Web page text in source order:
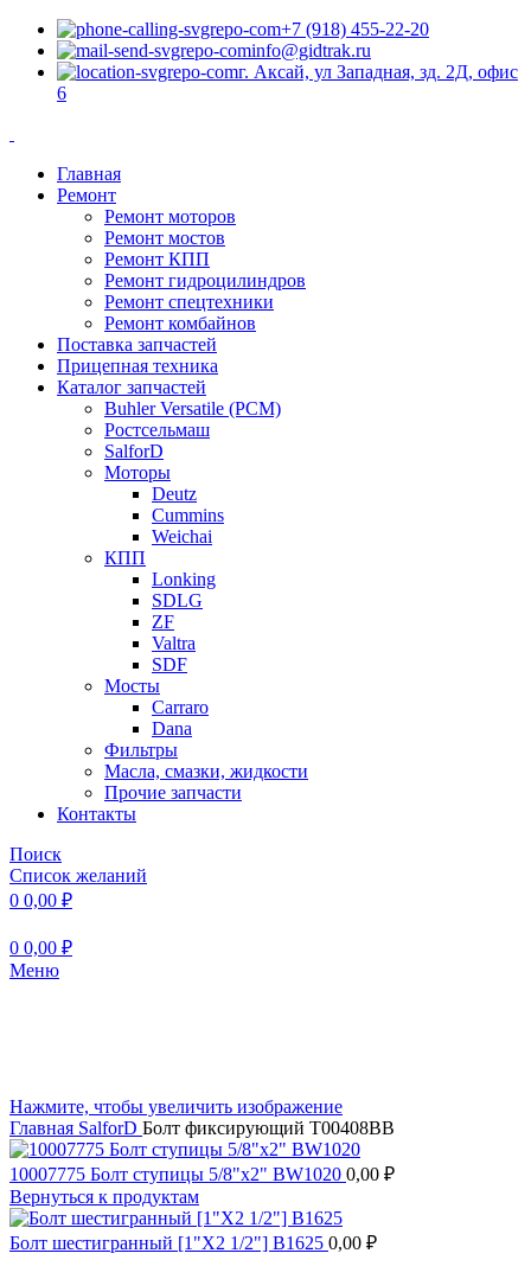
+7 (918) 455-22-20
info@gidtrak.ru
г. Аксай, ул Западная, зд. 2Д, офис
6
Главная
Ремонт
Ремонт моторов
Ремонт мостов
Ремонт КПП
Ремонт гидроцилиндров
Ремонт спецтехники
Ремонт комбайнов
Поставка запчастей
Прицепная техника
Каталог запчастей
Buhler Versatile (РСМ)
Ростсельмаш
SalforD
Моторы
Deutz
Cummins
Weichai
КПП
Lonking
SDLG
ZF
Valtra
SDF
Мосты
Carraro
Dana
Фильтры
Масла, смазки, жидкости
Прочие запчасти
Контакты
Поиск
Список желаний
0 0,00 ₽
0 0,00 ₽
Меню
Нажмите, чтобы увеличить изображение
Главная SalforD Болт фиксирующий T00408BB
10007775 Болт ступицы 5/8"х2" BW1020 0,00 ₽
Вернуться к продуктам
Болт шестигранный [1"X2 1/2"] B1625 0,00 ₽